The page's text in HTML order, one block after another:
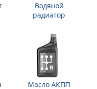
Водяной
радиатор
Масло АКПП